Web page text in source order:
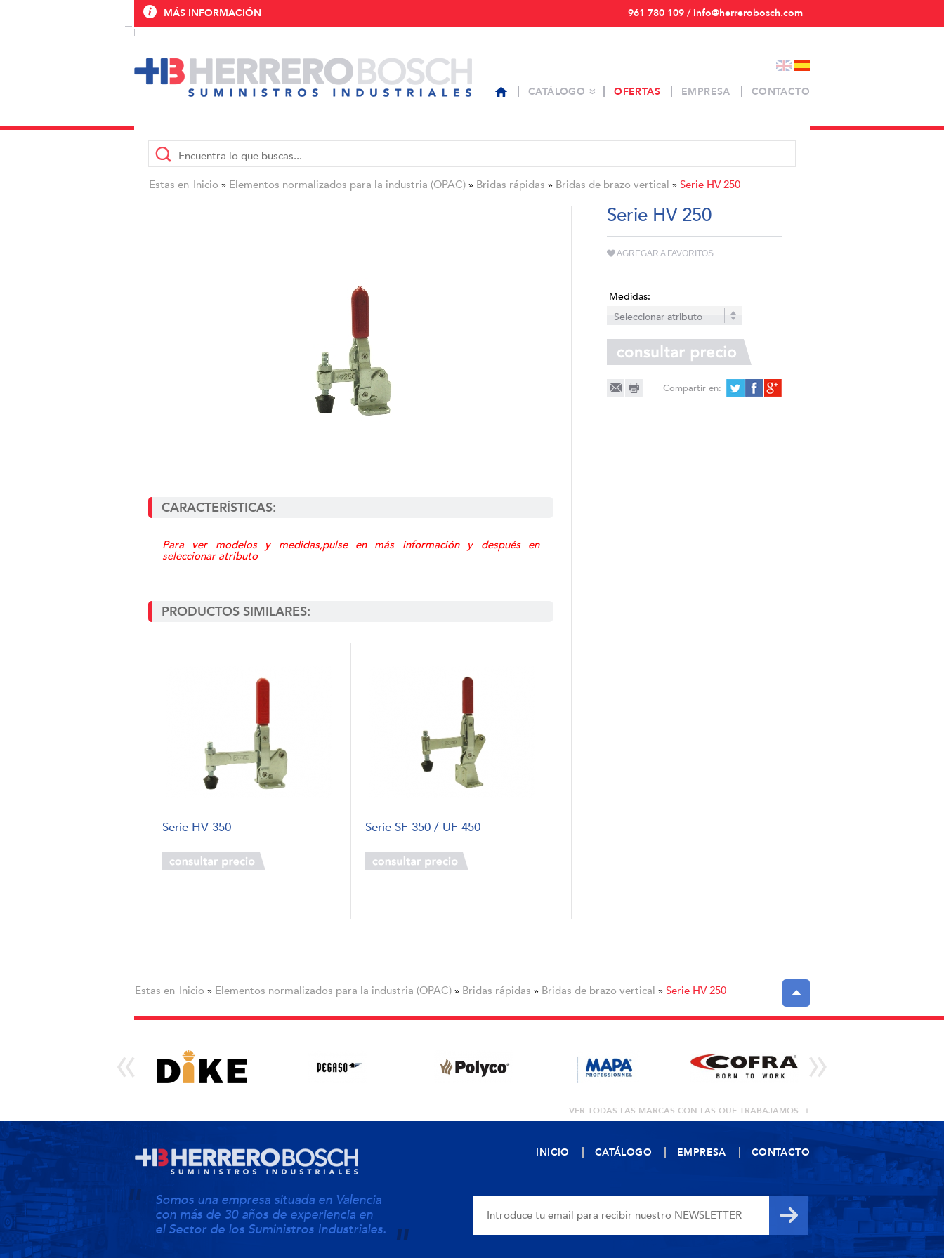
MÁS INFORMACIÓN 961 780 109 / info@herrerobosch.com
CONTACTO
EMPRESA
OFERTAS
CATÁLOGO
Estas en Inicio » Elementos normalizados para la industria (OPAC) » Bridas rápidas » Bridas de brazo vertical » Serie HV 250
CARACTERÍSTICAS:
Para ver modelos y medidas,pulse en más información y después en
seleccionar atributo
PRODUCTOS SIMILARES:
Serie HV 350 Serie SF 350 / UF 450
Serie HV 250
AGREGAR A FAVORITOS
Medidas:
Seleccionar atributo
Compartir en:
Estas en Inicio » Elementos normalizados para la industria (OPAC) » Bridas rápidas » Bridas de brazo vertical » Serie HV 250
VER TODAS LAS MARCAS CON LAS QUE TRABAJAMOS +
Somos una empresa situada en Valencia
con más de 30 años de experiencia en
el Sector de los Suministros Industriales.
INICIO CATÁLOGO EMPRESA CONTACTO